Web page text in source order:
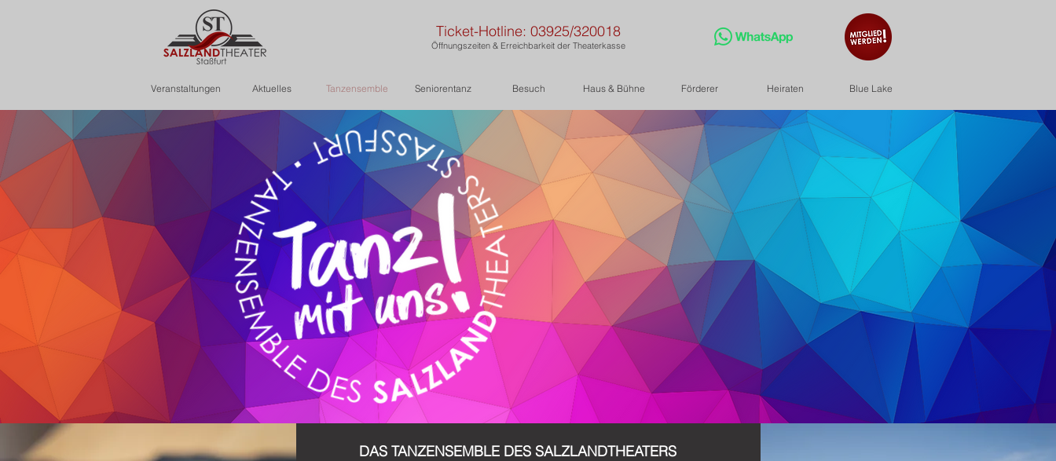
Ticket-Hotline: 03925/320018
Öffnungszeiten & Erreichbarkeit der Theaterkasse
Veranstaltungen Aktuelles Tanzensemble Seniorentanz Besuch Haus & Bühne Förderer Heiraten Blue Lake
DAS TANZENSEMBLE DES SALZLANDTHEATERS